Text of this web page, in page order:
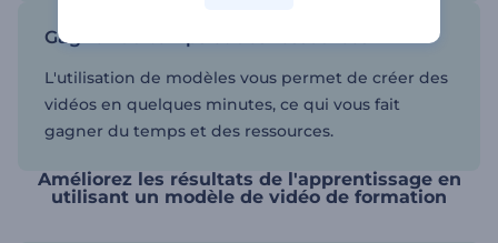
Gagnez du temps et des ressources
L'utilisation de modèles vous permet de créer des
vidéos en quelques minutes, ce qui vous fait
gagner du temps et des ressources.
Améliorez les résultats de l'apprentissage en
utilisant un modèle de vidéo de formation